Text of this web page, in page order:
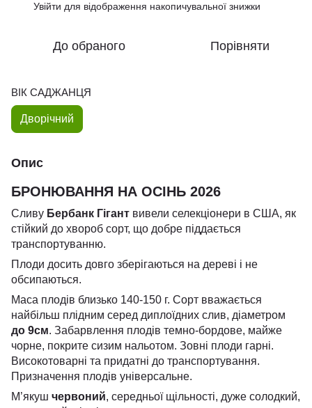
Увійти для відображення накопичувальної знижки
До обраного Порівняти
ВІК САДЖАНЦЯ
Дворічний
Опис
БРОНЮВАННЯ НА ОСІНЬ 2026
Сливу Бербанк Гігант вивели селекціонери в США, як
стійкий до хвороб сорт, що добре піддається
транспортуванню.
Плоди досить довго зберігаються на дереві і не
обсипаються.
Маса плодів близько 140-150 г. Сорт вважається
найбільш плідним серед диплоїдних слив, діаметром
до 9см. Забарвлення плодів темно-бордове, майже
чорне, покрите сизим нальотом. Зовні плоди гарні.
Високотоварні та придатні до транспортування.
Призначення плодів універсальне.
М’якуш червоний, середньої щільності, дуже солодкий,